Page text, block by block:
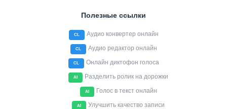
Полезные ссылки
CL Аудио конвертер онлайн
CL Аудио редактор онлайн
CL Онлайн диктофон голоса
AI Разделить ролик на дорожки
AI Голос в текст онлайн
AI Улучшить качество записи